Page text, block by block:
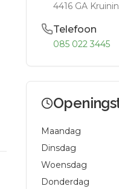
4416 GA
Telefoon
085 022 3445
Maandag
Dinsdag
Woensdag
Donderdag